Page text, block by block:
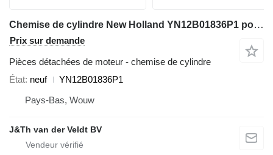
Chemise de cylindre New Holland YN12B01836P1 pour excavateur New Holland E215 E215B E215C SK260 SK200-8 SK210-8 SK210-9 SK260-9 SK210D-8 SK200-6ES SK210LC-8 SK210LC-6E SK210DLC-8 SK250LC-6E SK200LC-6ES
Prix sur demande
Pièces détachées de moteur - chemise de cylindre
État neuf
YN12B01836P1
Pays-Bas, Wouw
J&Th van der Veldt BV